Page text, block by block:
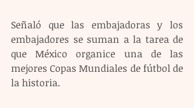
Señaló que las embajadoras y los
embajadores se suman a la tarea de
que México organice una de las
mejores Copas Mundiales de fútbol de
la historia.